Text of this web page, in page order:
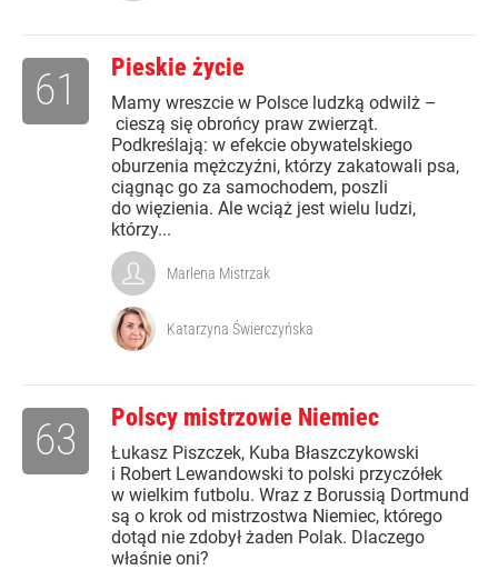
Pieskie życie
Mamy wreszcie w Polsce ludzką odwilż –
cieszą się obrońcy praw zwierząt.
Podkreślają: w efekcie obywatelskiego
oburzenia mężczyźni, którzy zakatowali psa,
ciągnąc go za samochodem, poszli
do więzienia. Ale wciąż jest wielu ludzi,
którzy...
61
Marlena Mistrzak
Katarzyna Świerczyńska
Polscy mistrzowie Niemiec
Łukasz Piszczek, Kuba Błaszczykowski
i Robert Lewandowski to polski przyczółek
w wielkim futbolu. Wraz z Borussią Dortmund
są o krok od mistrzostwa Niemiec, którego
dotąd nie zdobył żaden Polak. Dlaczego
właśnie oni?
63